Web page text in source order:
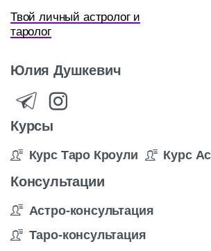
Твой личный астролог и
таролог
Юлия Душкевич
Курсы
Курс Таро Кроули Курс
Консультации
Астро-консультация
Таро-консультация